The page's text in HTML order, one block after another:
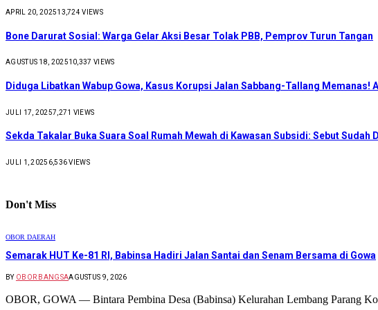
APRIL 20, 202513,724VIEWS
Bone Darurat Sosial: Warga Gelar Aksi Besar Tolak PBB, Pemprov Turun Tangan
AGUSTUS 18, 202510,337 VIEWS
Diduga Libatkan Wabup Gowa, Kasus Korupsi Jalan Sabbang-Tallang
JULI 17, 20257,271 VIEWS
Sekda Takalar Buka Suara Soal Rumah Mewah di Kawasan Subsidi: Sebut Sudah
JULI 1, 2025 6,536VIEWS
Don't Miss
OBOR DAERAH
Semarak HUT Ke-81 RI, Babinsa Hadiri Jalan Santai dan Senam Bersama di Gowa
BY OBOR BANGSAAGUSTUS 9, 2026
OBOR, GOWA — Bintara Pembina Desa (Babinsa) Kelurahan Lembang Parang